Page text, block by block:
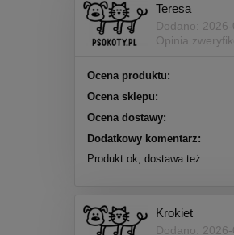
Bemo Jagniecina
S/M | M/L (1kg/3kg)
karma dla psa
27,00 zł
Najniższa cena:
do koszyka
Teresa
Dodano:
Opinia
Ocena produktu:
Ocena sklepu:
Ocena dostawy:
Dodatkowy komentarz:
Produkt ok, dostawa też
Krokiet
Dodano: